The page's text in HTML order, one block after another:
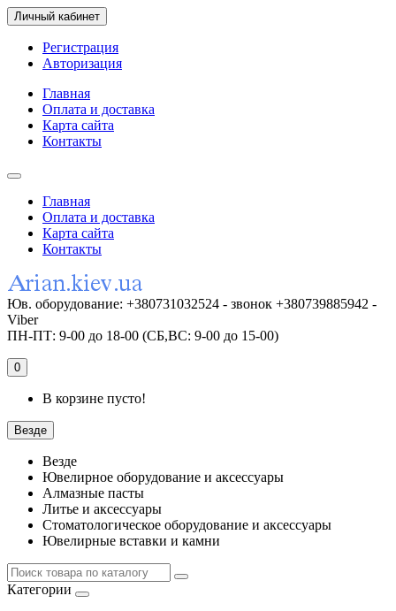
Личный кабинет
Регистрация
Авторизация
Главная
Оплата и доставка
Карта сайта
Контакты
Главная
Оплата и доставка
Карта сайта
Контакты
Юв. оборудование: +380731032524 - звонок +380739885942 -
Viber
ПН-ПТ: 9-00 до 18-00 (СБ,ВС: 9-00 до 15-00)
0
В корзине пусто!
Везде
Везде
Ювелирное оборудование и аксессуары
Алмазные пасты
Литье и аксессуары
Стоматологическое оборудование и аксессуары
Ювелирные вставки и камни
Категории